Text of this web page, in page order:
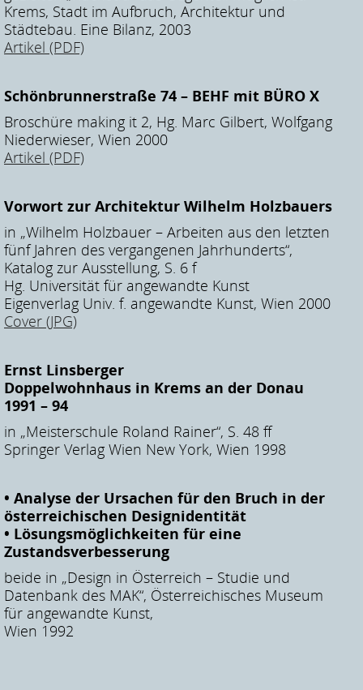
Krems, Stadt im Aufbruch, Architektur und
Städtebau. Eine Bilanz, 2003
Artikel (PDF)
Schönbrunnerstraße 74 – BEHF mit BÜRO X
Broschüre making it 2, Hg. Marc Gilbert, Wolfgang
Niederwieser, Wien 2000
Artikel (PDF)
Vorwort zur Architektur Wilhelm Holzbauers
in „Wilhelm Holzbauer – Arbeiten aus den letzten
fünf Jahren des vergangenen Jahrhunderts“,
Katalog zur Ausstellung, S. 6 f
Hg. Universität für angewandte Kunst
Eigenverlag Univ. f. angewandte Kunst, Wien 2000
Cover (JPG)
Ernst Linsberger
Doppelwohnhaus in Krems an der Donau
1991 – 94
in „Meisterschule Roland Rainer“, S. 48 ff
Springer Verlag Wien New York, Wien 1998
• Analyse der Ursachen für den Bruch in der
österreichischen Designidentität
• Lösungsmöglichkeiten für eine
Zustandsverbesserung
beide in „Design in Österreich – Studie und
Datenbank des MAK“, Österreichisches Museum
für angewandte Kunst,
Wien 1992